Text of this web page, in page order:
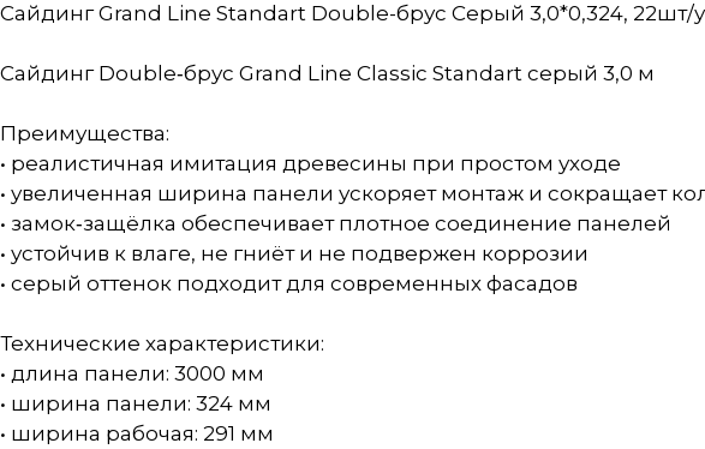
Сайдинг Grand Line Standart Double-брус Серый 3,0*0,324, 22шт/
Сайдинг Double‑брус Grand Line Classic Standart серый 3,0 м
Преимущества:
• реалистичная имитация древесины при простом уходе
• увеличенная ширина панели ускоряет монтаж и сокращает
• замок‑защёлка обеспечивает плотное соединение панелей
• устойчив к влаге, не гниёт и не подвержен коррозии
• серый оттенок подходит для современных фасадов
Технические характеристики:
• длина панели: 3000 мм
• ширина панели: 324 мм
• ширина рабочая: 291 мм